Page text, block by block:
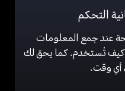
التحكم
عند جمع المعلومات
تُستخدم. كما يحق لك
أي وقت.